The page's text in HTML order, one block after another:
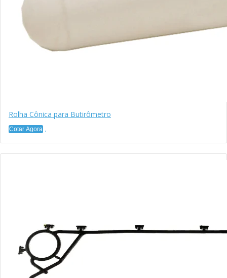
Rolha Cônica para Butirômetro
Cotar Agora